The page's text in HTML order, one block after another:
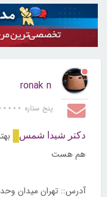
ronak n
پنج ستاره
دکتر شیدا شمس
هم هست
آدرس:: تهران ميدان